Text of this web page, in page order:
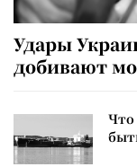
Удары
добивают
Что